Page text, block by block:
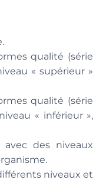
qualité (série
« supérieur »
qualité (série
« inférieur »,
des niveaux
niveaux et